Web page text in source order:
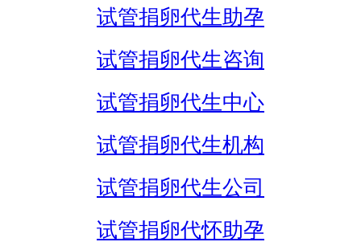
试管捐卵代生助孕
试管捐卵代生咨询
试管捐卵代生中心
试管捐卵代生机构
试管捐卵代生公司
试管捐卵代怀助孕